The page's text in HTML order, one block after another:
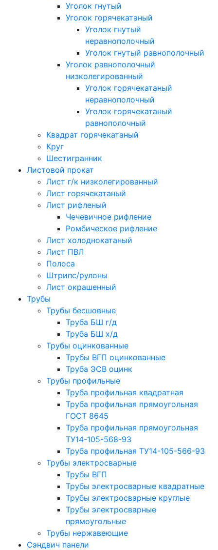
Уголок гнутый
Уголок горячекатаный
Уголок гнутый
неравнополочный
Уголок гнутый равнополочный
Уголок равнополочный
низколегированный
Уголок горячекатаный
неравнополочный
Уголок горячекатаный
равнополочный
Квадрат горячекатаный
Круг
Шестигранник
Листовой прокат
Лист г/к низколегированный
Лист горячекатаный
Лист рифленый
Чечевичное рифление
Ромбическое рифление
Лист холоднокатаный
Лист ПВЛ
Полоса
Штрипс/рулоны
Лист окрашенный
Трубы
Трубы бесшовные
Труба БШ г/д
Труба БШ х/д
Трубы оцинкованные
Трубы ВГП оцинкованные
Труба ЭСВ оцинк
Трубы профильные
Труба профильная квадратная
Труба профильная прямоугольная
ГОСТ 8645
Труба профильная прямоугольная
ТУ14-105-568-93
Труба профильная ТУ14-105-566-93
Трубы электросварные
Трубы ВГП
Трубы электросварные квадратные
Трубы электросварные круглые
Трубы электросварные
прямоугольные
Трубы нержавеющие
Сэндвич панели